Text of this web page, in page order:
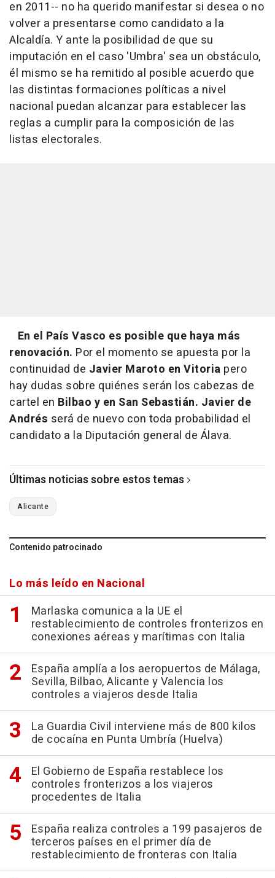
en 2011-- no ha querido manifestar si desea o no
volver a presentarse como candidato a la
Alcaldía. Y ante la posibilidad de que su
imputación en el caso 'Umbra' sea un obstáculo,
él mismo se ha remitido al posible acuerdo que
las distintas formaciones políticas a nivel
nacional puedan alcanzar para establecer las
reglas a cumplir para la composición de las
listas electorales.
En el País Vasco es posible que haya más
renovación. Por el momento se apuesta por la
continuidad de Javier Maroto en Vitoria pero
hay dudas sobre quiénes serán los cabezas de
cartel en Bilbao y en San Sebastián. Javier de
Andrés será de nuevo con toda probabilidad el
candidato a la Diputación general de Álava.
Últimas noticias sobre estos temas
Alicante
Contenido patrocinado
Lo más leído en Nacional
Marlaska comunica a la UE el
restablecimiento de controles fronterizos en
conexiones aéreas y marítimas con Italia
España amplía a los aeropuertos de Málaga,
Sevilla, Bilbao, Alicante y Valencia los
controles a viajeros desde Italia
La Guardia Civil interviene más de 800 kilos
de cocaína en Punta Umbría (Huelva)
El Gobierno de España restablece los
controles fronterizos a los viajeros
procedentes de Italia
España realiza controles a 199 pasajeros de
terceros países en el primer día de
restablecimiento de fronteras con Italia